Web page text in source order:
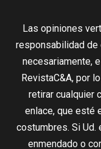
Las opiniones
responsabilidad de
necesariamente,
RevistaC&A, por
retirar cualquier
enlace, que esté
costumbres. Si Ud.
enmendado o